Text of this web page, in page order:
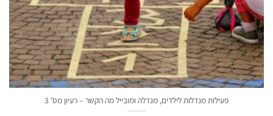
פעילות מנדלות לילדים, מנדלה ומובייל מה הקשר – רעיון מס' 3